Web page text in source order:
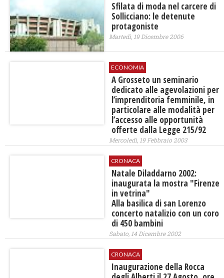
Sfilata di moda nel carcere di
Sollicciano: le detenute
protagoniste
Martedì, 19 Dicembre 2006
ECONOMIA
A Grosseto un seminario
dedicato alle agevolazioni per
l’imprenditoria femminile, in
particolare alle modalità per
l’accesso alle opportunità
offerte dalla Legge 215/92
Mercoledì, 19 Febbraio 2003
CRONACA
Natale Diladdarno 2002:
inaugurata la mostra "Firenze
in vetrina"
Alla basilica di san Lorenzo
concerto natalizio con un coro
di 450 bambini
Sabato, 14 Dicembre 2002
CRONACA
Inaugurazione della Rocca